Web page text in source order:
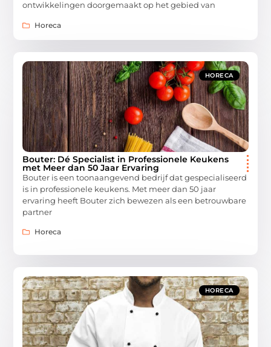
ontwikkelingen doorgemaakt op het gebied van
Horeca
HORECA
Bouter: Dé Specialist in Professionele Keukens
met Meer dan 50 Jaar Ervaring
Bouter is een toonaangevend bedrijf dat gespecialiseerd
is in professionele keukens. Met meer dan 50 jaar
ervaring heeft Bouter zich bewezen als een betrouwbare
partner
Horeca
HORECA